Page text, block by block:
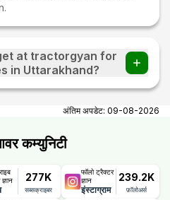
at tractorgyan for
in Uttarakhand?
showrooms in
email, city, pincode,
अंतिम अपडेट: 09-08-2026
कम्युनिटी
277K
सब्सक्राइबर
फॉलो ट्रैक्टर
ज्ञान
इंस्टाग्राम
239.2K
फ़ॉलोअर्स